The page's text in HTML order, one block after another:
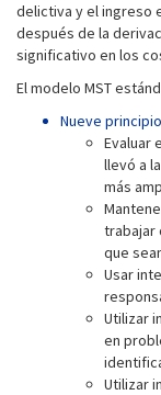
delictiva y el ingreso
después de la
significativo en los
El modelo MST
Nueve
Evaluar
llevó a
más
trabajar
que
Usar
Utilizar
en
Utilizar